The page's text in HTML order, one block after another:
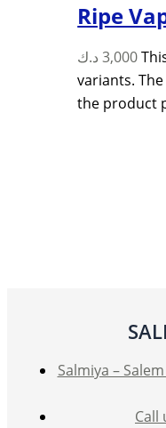
Ripe
3,000 د.ك
variants.
the product
Salmiya –
Call